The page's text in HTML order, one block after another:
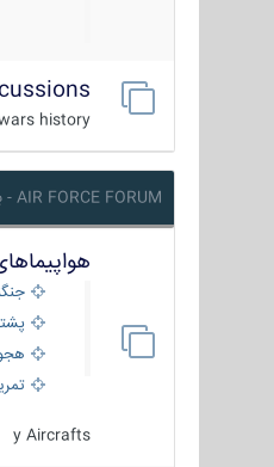
history ...
AIR FORCE FORUM - بخش نیروی هوایی
y Aircrafts